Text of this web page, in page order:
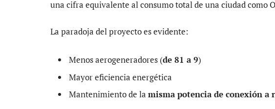
una cifra equivalente al consumo total de una ciudad como
La paradoja del proyecto es evidente:
Menos aerogeneradores (de 81 a 9)
Mayor eficiencia energética
Mantenimiento de la misma potencia de conexión a